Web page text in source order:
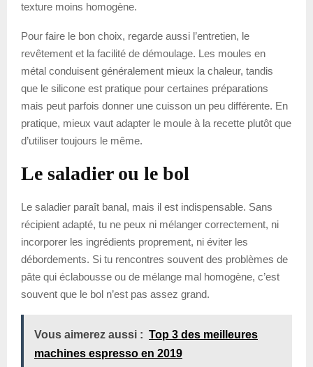
texture moins homogène.
Pour faire le bon choix, regarde aussi l’entretien, le
revêtement et la facilité de démoulage. Les moules en
métal conduisent généralement mieux la chaleur, tandis
que le silicone est pratique pour certaines préparations
mais peut parfois donner une cuisson un peu différente. En
pratique, mieux vaut adapter le moule à la recette plutôt que
d’utiliser toujours le même.
Le saladier ou le bol
Le saladier paraît banal, mais il est indispensable. Sans
récipient adapté, tu ne peux ni mélanger correctement, ni
incorporer les ingrédients proprement, ni éviter les
débordements. Si tu rencontres souvent des problèmes de
pâte qui éclabousse ou de mélange mal homogène, c’est
souvent que le bol n’est pas assez grand.
Vous aimerez aussi : Top 3 des meilleures
machines espresso en 2019